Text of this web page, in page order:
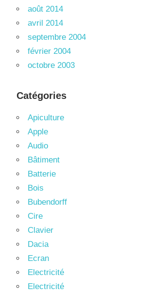
août 2014
avril 2014
septembre 2004
février 2004
octobre 2003
Catégories
Apiculture
Apple
Audio
Bâtiment
Batterie
Bois
Bubendorff
Cire
Clavier
Dacia
Ecran
Electricité
Electricité